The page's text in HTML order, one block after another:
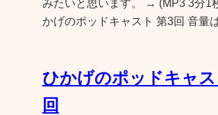
みたいと思います。 → (MP3 3分1
かげのポッドキャスト 第3回 音量
ひかげのポッドキャ
回